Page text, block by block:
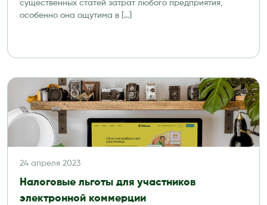
существенных статей затрат любого предприятия,
особенно она ощутима в […]
24 апреля 2023
Налоговые льготы для участников
электронной коммерции